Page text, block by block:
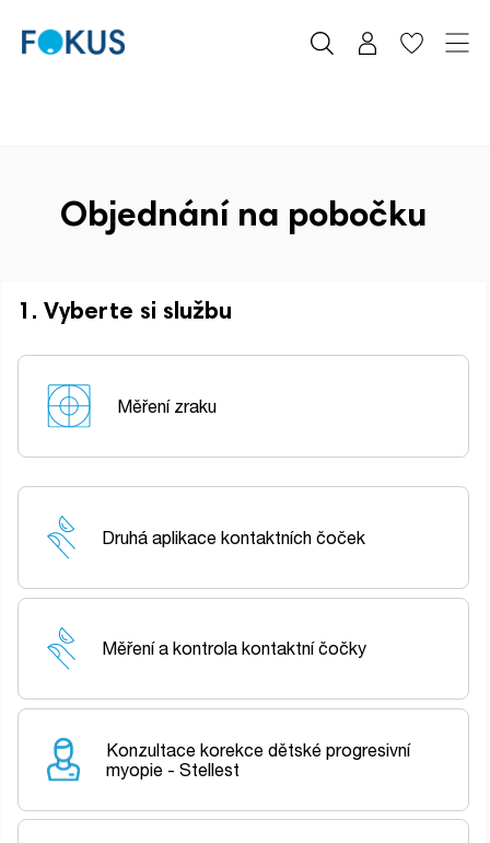
Objednání na pobočku
1. Vyberte si službu
Měření zraku
Druhá aplikace kontaktních čoček
Měření a kontrola kontaktní čočky
Konzultace korekce dětské progresivní
myopie - Stellest